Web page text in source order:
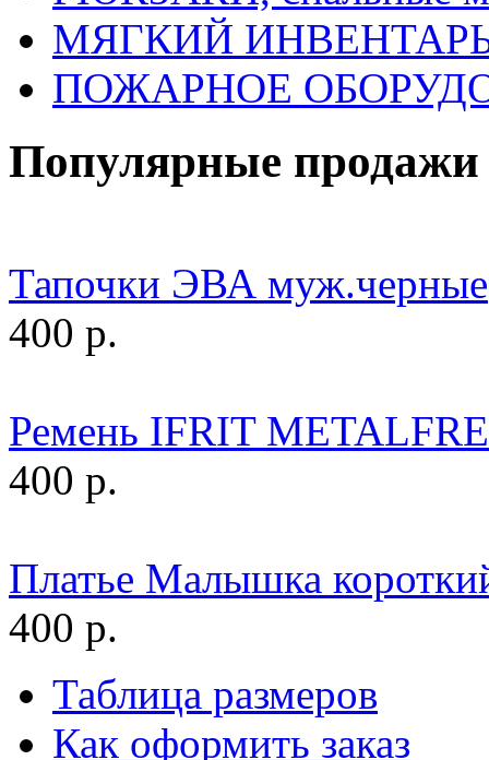
МЯГКИЙ ИНВЕНТАРЬ,
ПОЖАРНОЕ
Популярные продажи
Тапочки ЭВА муж.черные
400 р.
Ремень IFRIT
400 р.
Платье Малышка
400 р.
Таблица размеров
Как оформить заказ